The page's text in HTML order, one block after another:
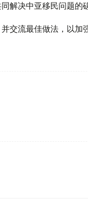
解决中亚移民问题的
交流最佳做法，以加